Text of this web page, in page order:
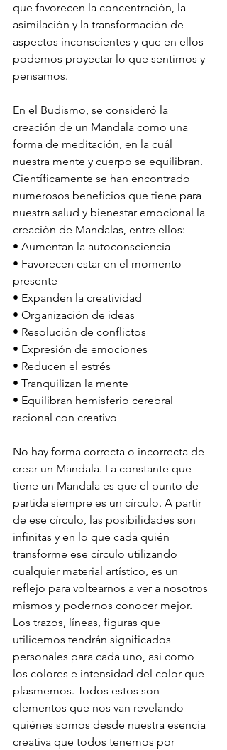
que favorecen la concentración, la
asimilación y la transformación de
aspectos inconscientes y que en ellos
podemos proyectar lo que sentimos y
pensamos.
En el Budismo, se consideró la
creación de un Mandala como una
forma de meditación, en la cuál
nuestra mente y cuerpo se equilibran.
Científicamente se han encontrado
numerosos beneficios que tiene para
nuestra salud y bienestar emocional la
creación de Mandalas, entre ellos:
• Aumentan la autoconsciencia
• Favorecen estar en el momento
presente
• Expanden la creatividad
• Organización de ideas
• Resolución de conflictos
• Expresión de emociones
• Reducen el estrés
• Tranquilizan la mente
• Equilibran hemisferio cerebral
racional con creativo
No hay forma correcta o incorrecta de
crear un Mandala. La constante que
tiene un Mandala es que el punto de
partida siempre es un círculo. A partir
de ese círculo, las posibilidades son
infinitas y en lo que cada quién
transforme ese círculo utilizando
cualquier material artístico, es un
reflejo para voltearnos a ver a nosotros
mismos y podernos conocer mejor.
Los trazos, líneas, figuras que
utilicemos tendrán significados
personales para cada uno, así como
los colores e intensidad del color que
plasmemos. Todos estos son
elementos que nos van revelando
quiénes somos desde nuestra esencia
creativa que todos tenemos por